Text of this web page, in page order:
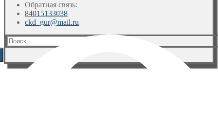
Обратная связь:
84015133038
ckd_gur@mail.ru
Искать: